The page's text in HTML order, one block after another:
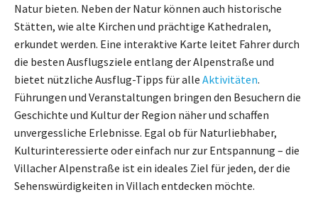
Natur bieten. Neben der Natur können auch historische
Stätten, wie alte Kirchen und prächtige Kathedralen,
erkundet werden. Eine interaktive Karte leitet Fahrer durch
die besten Ausflugsziele entlang der Alpenstraße und
bietet nützliche Ausflug-Tipps für alle Aktivitäten.
Führungen und Veranstaltungen bringen den Besuchern die
Geschichte und Kultur der Region näher und schaffen
unvergessliche Erlebnisse. Egal ob für Naturliebhaber,
Kulturinteressierte oder einfach nur zur Entspannung – die
Villacher Alpenstraße ist ein ideales Ziel für jeden, der die
Sehenswürdigkeiten in Villach entdecken möchte.